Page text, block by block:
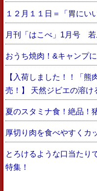
１２月１１日＝「胃にい
月刊「はこべ」1月号 若
おうち焼肉！&キャンプ
【入荷しました！！「熊
売！】 天然ジビエの溶け
夏のスタミナ食！絶品！
厚切り肉を食べやすくカ
とろけるような口当たり
特集！